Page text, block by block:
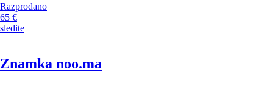
Razprodano
65 €
sledite
Znamka noo.ma